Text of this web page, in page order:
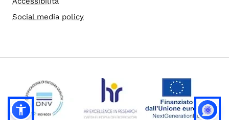
Social media policy